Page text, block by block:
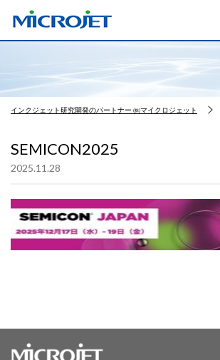
インクジェット研究開発のパートナー ㈱マイクロジェット
SEMICON2025
2025.11.28